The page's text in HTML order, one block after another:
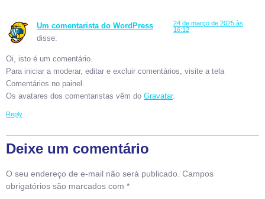
Um comentarista do WordPress
disse:
24 de março de 2025 às
16:12
Oi, isto é um comentário.
Para iniciar a moderar, editar e excluir comentários, visite a tela
Comentários no painel.
Os avatares dos comentaristas vêm do Gravatar.
Reply
Deixe um comentário
O seu endereço de e-mail não será publicado. Campos
obrigatórios são marcados com *